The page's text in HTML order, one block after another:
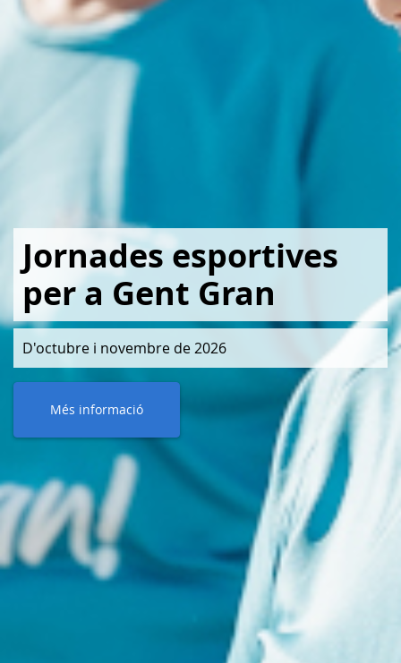
Jornades esportives
per a Gent Gran
D'octubre i novembre de 2026
Més informació